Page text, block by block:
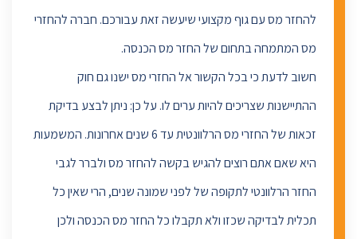
להחזר מס עם גוף מקצועי שיעשה זאת עבורכם. חברה להחזרי
מס המתמחה בתחום של החזר מס הכנסה.
חשוב לדעת כי בכל הקשור אל החזרי מס ישנו גם חוק
ההתיישנות שצריכים להיות ערים לו. על כן: ניתן לבצע בדיקת
זכאות של החזרי מס הרלוונטית עד 6 שנים אחרונות. המשמעות
היא שאם אתם רוצים להגיש בקשה להחזר מס ולברר לגבי
החזר הרלוונטי לתקופה של לפני שמונה שנים, הרי שאין כל
תכלית לבדיקה שכזו ולא תקבלו כל החזר מס הכנסה ולכן